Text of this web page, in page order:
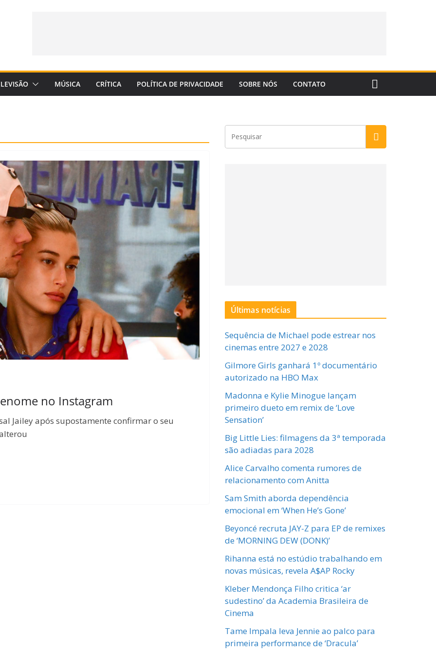
MÚSICA CRÍTICA POLÍTICA DE PRIVACIDADE SOBRE NÓS CONTATO
no Instagram
Jailey após supostamente confirmar o seu
Últimas notícias
Sequência de Michael pode estrear nos
cinemas entre 2027 e 2028
Gilmore Girls ganhará 1º documentário
autorizado na HBO Max
Madonna e Kylie Minogue lançam
primeiro dueto em remix de ‘Love
Sensation’
Big Little Lies: filmagens da 3ª temporada
são adiadas para 2028
Alice Carvalho comenta rumores de
relacionamento com Anitta
Sam Smith aborda dependência
emocional em ‘When He’s Gone’
Beyoncé recruta JAY-Z para EP de remixes
de ‘MORNING DEW (DONK)’
Rihanna está no estúdio trabalhando em
novas músicas, revela A$AP Rocky
Kleber Mendonça Filho critica ‘ar
sudestino’ da Academia Brasileira de
Cinema
Tame Impala leva Jennie ao palco para
primeira performance de ‘Dracula’